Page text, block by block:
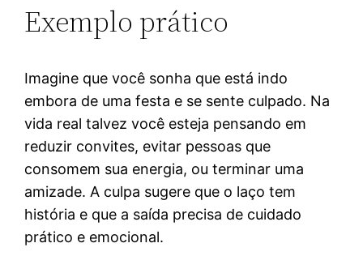
Exemplo prático
Imagine que você sonha que está indo
embora de uma festa e se sente culpado. Na
vida real talvez você esteja pensando em
reduzir convites, evitar pessoas que
consomem sua energia, ou terminar uma
amizade. A culpa sugere que o laço tem
história e que a saída precisa de cuidado
prático e emocional.